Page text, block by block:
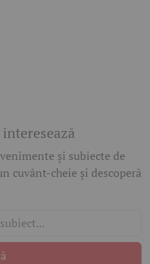
și subiecte de
cuvânt-cheie și descoperă